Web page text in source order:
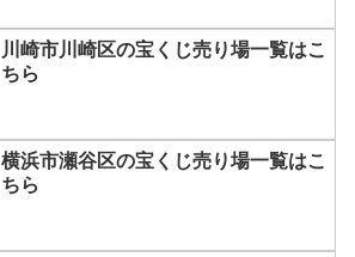
川崎市川崎区の宝くじ売り場一覧はこ
ちら
横浜市瀬谷区の宝くじ売り場一覧はこ
ちら